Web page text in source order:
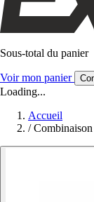
Sous-total du panier
Voir mon panier
Loading...
Accueil
/